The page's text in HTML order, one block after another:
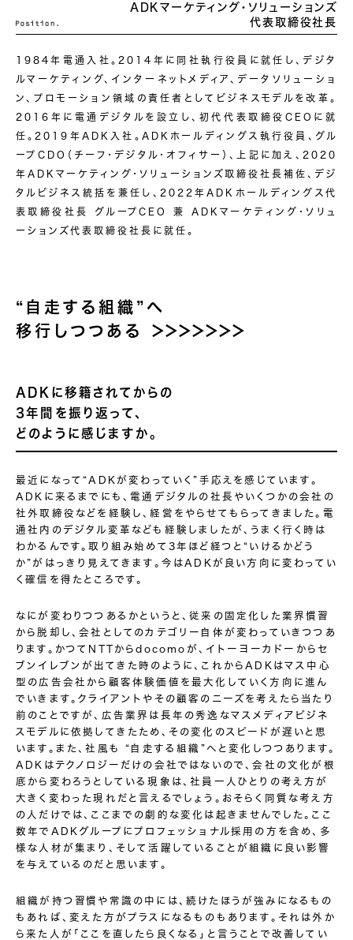
ADKマーケティング・ソリューションズ
代表取締役社長
1984年電通入社。2014年に同社執行役員に就任し、デジタ
ルマーケティング、インターネットメディア、データソリューショ
ン、プロモーション領域の責任者としてビジネスモデルを改革。
2016年に電通デジタルを設立し、初代代表取締役CEOに就
任。2019年ADK入社。ADKホールディングス執行役員、グル
ープCDO（チーフ・デジタル・オフィサー）、上記に加え、2020
年ADKマーケティング・ソリューションズ取締役社長補佐、デジ
タルビジネス統括を兼任し、2022年ADKホールディングス代
表取締役社長 グループCEO 兼 ADKマーケティング・ソリュ
ーションズ代表取締役社長に就任。
“自走する組織”へ
移行しつつある
＞＞＞＞＞＞＞
ADKに移籍されてからの
3年間を振り返って、
どのように感じますか。
最近になって“ADKが変わっていく”手応えを感じています。
ADKに来るまでにも、電通デジタルの社長やいくつかの会社の
社外取締役などを経験し、経営をやらせてもらってきました。電
通社内のデジタル変革なども経験しましたが、うまく行く時は
わかるんです。取り組み始めて3年ほど経つと“いけるかどう
か”がはっきり見えてきます。今はADKが良い方向に変わってい
く確信を得たところです。
なにが変わりつつあるかというと、従来の固定化した業界慣習
から脱却し、会社としてのカテゴリー自体が変わっていきつつあ
ります。かつてNTTからdocomoが、イトーヨーカドーからセ
ブンイレブンが出てきた時のように、これからADKはマス中心
型の広告会社から顧客体験価値を最大化していく方向に進ん
でいきます。クライアントやその顧客のニーズを考えたら当たり
前のことですが、広告業界は長年の秀逸なマスメディアビジネ
スモデルに依拠してきたため、その変化のスピードが遅いと思
います。また、社風も “自走する組織”へと変化しつつあります。
ADKはテクノロジーだけの会社ではないので、会社の文化が根
底から変わろうとしている現象は、社員一人ひとりの考え方が
大きく変わった現れだと言えるでしょう。おそらく同質な考え方
の人だけでは、ここまでの劇的な変化は起きませんでした。ここ
数年でADKグループにプロフェッショナル採用の方を含め、多
様な人材が集まり、そして活躍していることが組織に良い影響
を与えているのだと思います。
組織が持つ習慣や常識の中には、続けたほうが強みになるもの
もあれば、変えた方がプラスになるものもあります。それは外か
ら来た人が「ここを直したら良くなる」と言うことで改善してい